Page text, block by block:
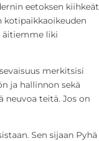
eetoksen kiihkeät
kotipaikkaoikeuden
äitiemme liki
merkitsisi
ja hallinnon sekä
neuvoa teitä. Jos on
Sen sijaan Pyhä